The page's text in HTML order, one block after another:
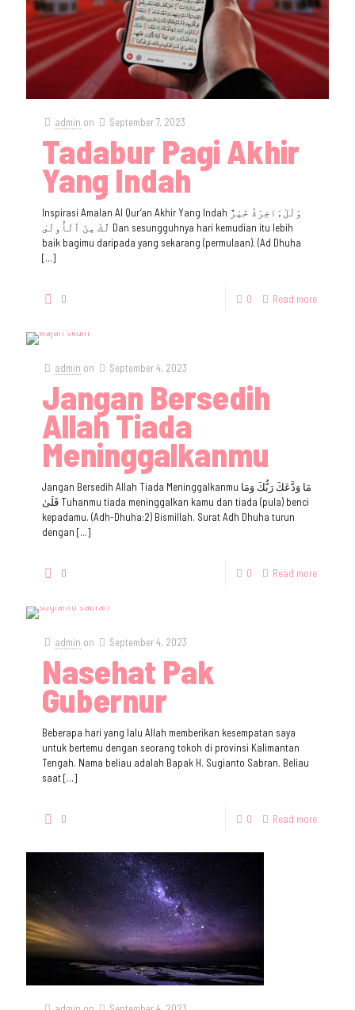
admin on September 7, 2023
Tadabur Pagi Akhir
Yang Indah
Inspirasi Amalan Al Qur’an Akhir Yang Indah وَلَلْءَاخِرَةُ خَيْرٌ
لَّكَ مِنَ ٱلْأُولَىٰ Dan sesungguhnya hari kemudian itu lebih
baik bagimu daripada yang sekarang (permulaan). (Ad Dhuha
[…]
0 0 Read more
admin on September 4, 2023
Jangan Bersedih
Allah Tiada
Meninggalkanmu
Jangan Bersedih Allah Tiada Meninggalkanmu مَا وَدَّعَكَ رَبُّكَ وَمَا
قَلَىٰ Tuhanmu tiada meninggalkan kamu dan tiada (pula) benci
kepadamu. (Adh-Dhuha:2) Bismillah. Surat Adh Dhuha turun
dengan […]
0 0 Read more
admin on September 4, 2023
Nasehat Pak
Gubernur
Beberapa hari yang lalu Allah memberikan kesempatan saya
untuk bertemu dengan seorang tokoh di provinsi Kalimantan
Tengah. Nama beliau adalah Bapak H. Sugianto Sabran. Beliau
saat[…]
0 0 Read more